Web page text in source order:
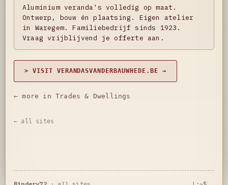
Aluminium veranda's volledig op maat.
Ontwerp, bouw én plaatsing. Eigen atelier
in Waregem. Familiebedrijf sinds 1923.
Vraag vrijblijvend je offerte aan.
> VISIT VERANDASVANDERBAUWHEDE.BE →
← more in Trades & Dwellings
← all sites